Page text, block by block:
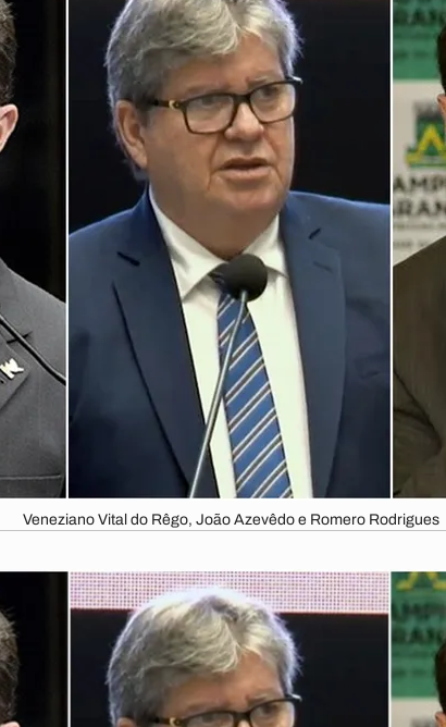
Veneziano Vital do Rêgo, João Azevêdo e Romero Rodrigues